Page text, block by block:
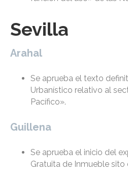
Sevilla
Arahal
Se aprueba el texto
Urbanístico relativo al
Pacífico».
Guillena
Se aprueba el inicio del
Gratuita de Inmueble sito